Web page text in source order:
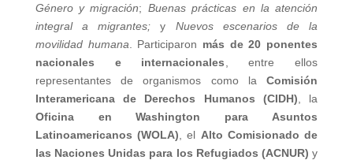
Género y migración; Buenas prácticas en la atención
integral a migrantes; y Nuevos escenarios de la
movilidad humana . Participaron más de 20 ponentes
nacionales e internacionales , entre ellos
representantes de organismos como laComisión
Interamericana de Derechos Humanos (CIDH) , la
Oficina en Washington para Asuntos
Latinoamericanos (WOLA) , el Alto Comisionado de
las Naciones Unidas para los Refugiados (ACNUR) y